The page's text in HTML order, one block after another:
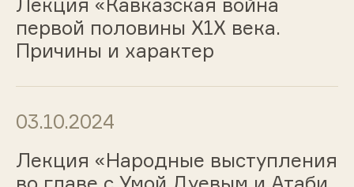
Лекция «Кавказская война
первой половины Х1Х века.
Причины и характер
03.10.2024
Лекция «Народные выступления